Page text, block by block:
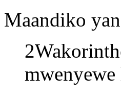
Maandiko